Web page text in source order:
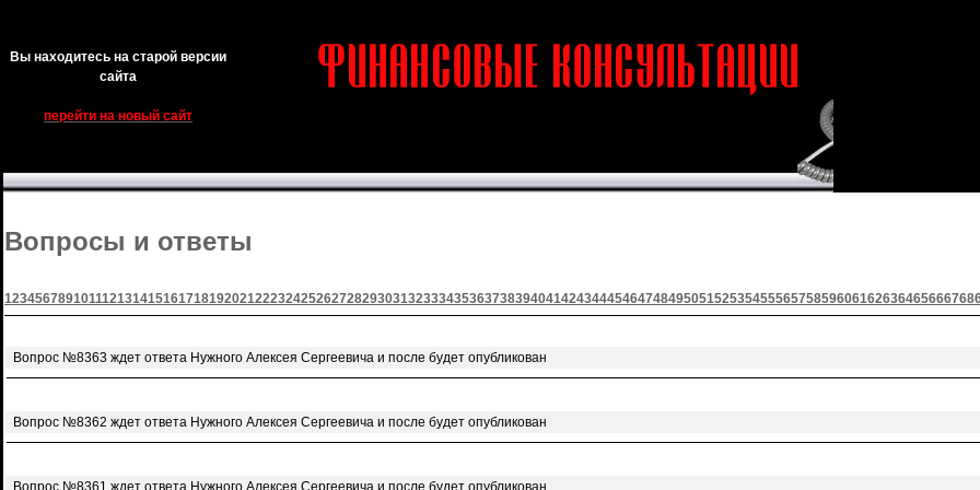
Вы находитесь на старой версии
сайта
перейти на новый сайт
Вопросы и ответы
1234567891011121314151617181920212223242526272829303132333435363738394041424344454647484950515253545556575859606162636465666768
Вопрос №8363 ждет ответа Нужного Алексея Сергеевича и после будет опубликован
Вопрос №8362 ждет ответа Нужного Алексея Сергеевича и после будет опубликован
Вопрос №8361 ждет ответа Нужного Алексея Сергеевича и после будет опубликован